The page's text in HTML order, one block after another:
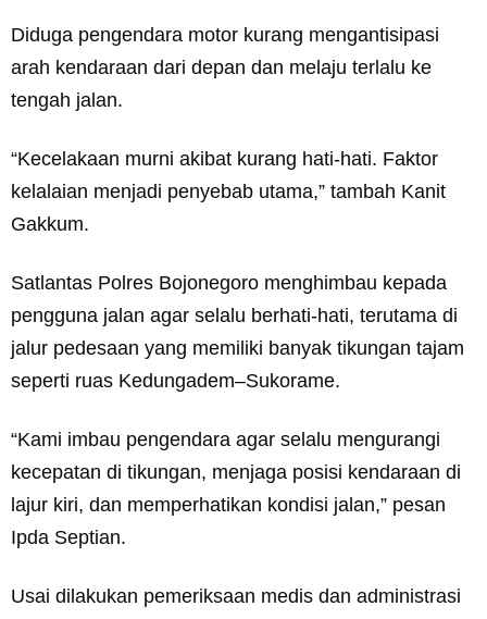
Diduga pengendara motor kurang mengantisipasi
arah kendaraan dari depan dan melaju terlalu ke
tengah jalan.
“Kecelakaan murni akibat kurang hati-hati. Faktor
kelalaian menjadi penyebab utama,” tambah Kanit
Gakkum.
Satlantas Polres Bojonegoro menghimbau kepada
pengguna jalan agar selalu berhati-hati, terutama di
jalur pedesaan yang memiliki banyak tikungan tajam
seperti ruas Kedungadem–Sukorame.
“Kami imbau pengendara agar selalu mengurangi
kecepatan di tikungan, menjaga posisi kendaraan di
lajur kiri, dan memperhatikan kondisi jalan,” pesan
Ipda Septian.
Usai dilakukan pemeriksaan medis dan administrasi